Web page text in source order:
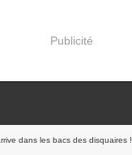
Publicité
dans les bacs des disquaires !